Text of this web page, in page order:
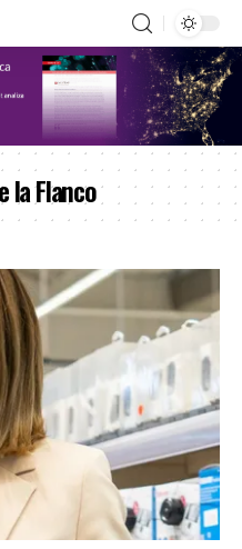
la Flanco